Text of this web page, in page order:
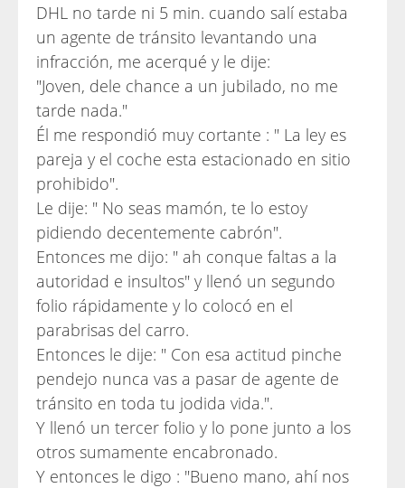
DHL no tarde ni 5 min. cuando salí estaba
un agente de tránsito levantando una
infracción, me acerqué y le dije:
"Joven, dele chance a un jubilado, no me
tarde nada."
Él me respondió muy cortante : " La ley es
pareja y el coche esta estacionado en sitio
prohibido".
Le dije: " No seas mamón, te lo estoy
pidiendo decentemente cabrón".
Entonces me dijo: " ah conque faltas a la
autoridad e insultos" y llenó un segundo
folio rápidamente y lo colocó en el
parabrisas del carro.
Entonces le dije: " Con esa actitud pinche
pendejo nunca vas a pasar de agente de
tránsito en toda tu jodida vida.".
Y llenó un tercer folio y lo pone junto a los
otros sumamente encabronado.
Y entonces le digo : "Bueno mano, ahí nos